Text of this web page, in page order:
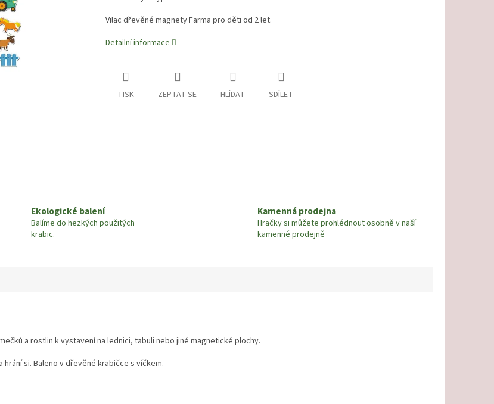
Vilac dřevěné magnety Farma pro děti od 2 let.
Detailní informace
TISK ZEPTAT SE HLÍDAT SDÍLET
Ekologické balení
Balíme do hezkých použitých
krabic.
Kamenná prodejna
Hračky si můžete prohlédnout osobně v naší
kamenné prodejně
a rostlin k vystavení na lednici, tabuli nebo jiné magnetické plochy.
si. Baleno v dřevěné krabičce s víčkem.